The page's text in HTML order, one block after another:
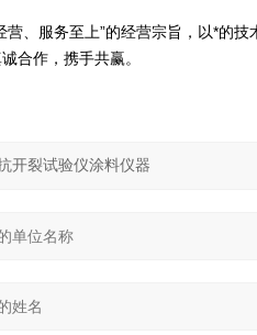
服务至上”的经营宗旨，以*的技
合作，携手共赢。